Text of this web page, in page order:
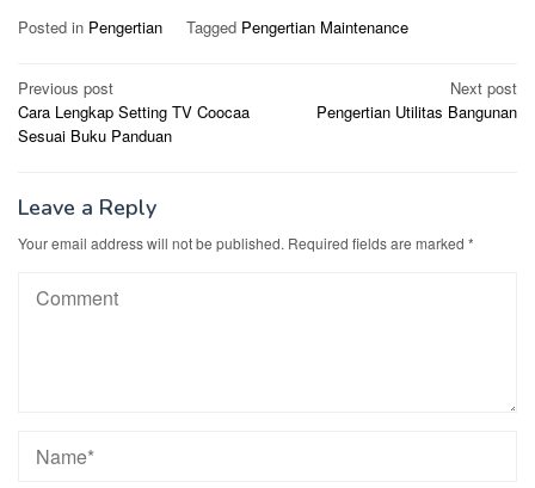
Posted in Pengertian Tagged Pengertian Maintenance
Post
navigation
Previous post
Cara Lengkap Setting TV Coocaa
Sesuai Buku Panduan
Next post
Pengertian Utilitas Bangunan
Leave a Reply
Your email address will not be published. Required fields are marked *